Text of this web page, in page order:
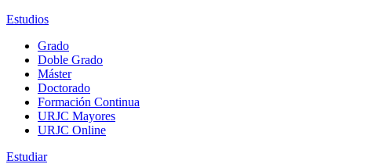
Estudios
Grado
Doble Grado
Máster
Doctorado
Formación Continua
URJC Mayores
URJC Online
Estudiar